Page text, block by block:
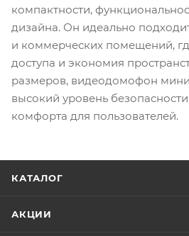
компактности,
дизайна. Он идеально
и коммерческих помещений,
доступа и экономия
размеров, видеодомофон
высокий уровень
комфорта для пользователей.
КАТАЛОГ
АКЦИИ